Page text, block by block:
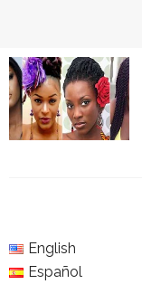
English
Español